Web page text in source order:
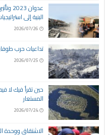
البنية إلى
2026/07/26
تداعيات حرب
2026/07/25
حين تقرأ فيك لا
المستعار
2026/07/24
الاشتقاق ووحدة